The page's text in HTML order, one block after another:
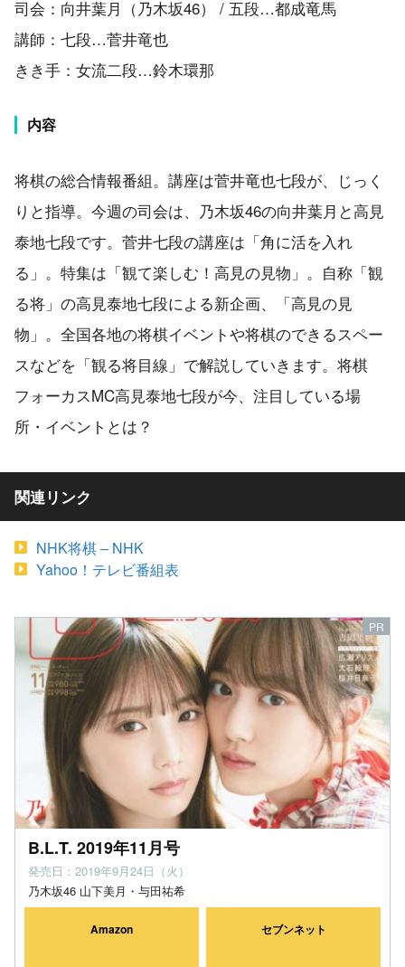
司会：向井葉月（乃木坂46） / 五段…都成竜馬
講師：七段…菅井竜也
きき手：女流二段…鈴木環那
内容
将棋の総合情報番組。講座は菅井竜也七段が、じっく
りと指導。今週の司会は、乃木坂46の向井葉月と高見
泰地七段です。菅井七段の講座は「角に活を入れ
る」。特集は「観て楽しむ！高見の見物」。自称「観
る将」の高見泰地七段による新企画、「高見の見
物」。全国各地の将棋イベントや将棋のできるスペー
スなどを「観る将目線」で解説していきます。将棋
フォーカスMC高見泰地七段が今、注目している場
所・イベントとは？
関連リンク
NHK将棋 – NHK
Yahoo！テレビ番組表
B.L.T. 2019年11月号
発売日：2019年9月24日（火）
乃木坂46 山下美月・与田祐希
Amazon セブンネット